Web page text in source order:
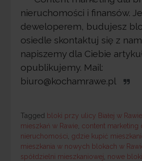
nieruchomości i finansów.
deweloperem, budujesz
osiedle skontaktuj się z
napiszemy dla Ciebie
opublikujemy. Mail:
biuro@kochamrawe.pl
Tagged
Tagged bloki przy ulicy Białej w Rawie
mieszkań w Rawie, content marketing
nieruchomości gdzie kupić
mieszkania w nowych blokach w
spółdzielni mieszkaniowej nowe